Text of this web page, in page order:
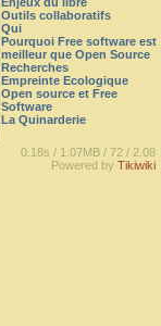
Outils collaboratifs
Qui
Pourquoi Free software est
meilleur que Open Source
Recherches
Empreinte Ecologique
Open source et Free
Software
La Quinarderie
0.18s / 1.07MB / 72 / 2.08
Powered by Tikiwiki